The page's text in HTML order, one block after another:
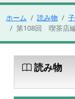
ホーム 読み物
第108回 喫茶店
読み物